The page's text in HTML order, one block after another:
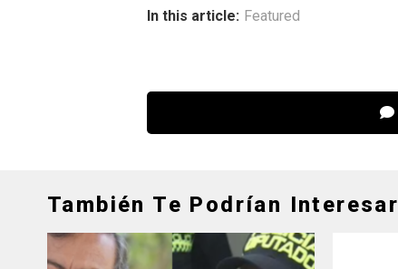
In this article: Featured
También Te Podrían Interesar